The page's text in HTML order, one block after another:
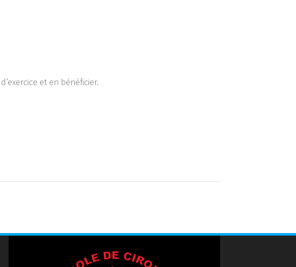
et en bénéficier.